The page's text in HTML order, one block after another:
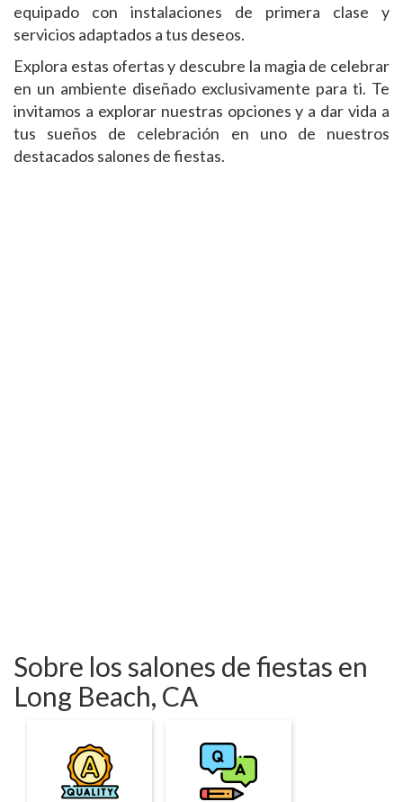
equipado con instalaciones de primera clase y
servicios adaptados a tus deseos.
Explora estas ofertas y descubre la magia de celebrar
en un ambiente diseñado exclusivamente para ti. Te
invitamos a explorar nuestras opciones y a dar vida a
tus sueños de celebración en uno de nuestros
destacados salones de fiestas.
Sobre los salones de fiestas en
Long Beach, CA